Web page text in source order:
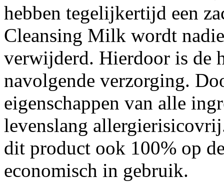
hebben tegelijkertijd een
Cleansing Milk wordt
verwijderd. Hierdoor is de
navolgende verzorging.
eigenschappen van alle
levenslang
dit product ook 100% op
economisch in gebruik.